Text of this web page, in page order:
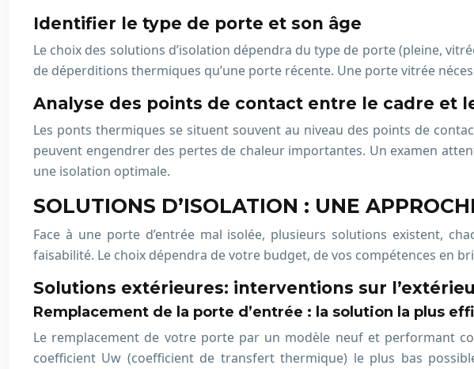
Identifier le type de porte et son âge
Le choix des solutions d’isolation dépendra du type de porte (pleine,
de déperditions thermiques qu’une porte récente. Une porte vitrée
Analyse des points de contact entre le cadre et
Les ponts thermiques se situent souvent au niveau des points de
peuvent engendrer des pertes de chaleur importantes. Un examen
une isolation optimale.
SOLUTIONS D’ISOLATION : UNE
Face à une porte d’entrée mal isolée, plusieurs solutions existent,
faisabilité. Le choix dépendra de votre budget, de vos compétences en
Solutions extérieures: interventions sur
Remplacement de la porte d’entrée : la solution la plus
Le remplacement de votre porte par un modèle neuf et performant
coefficient Uw (coefficient de transfert thermique) le plus bas